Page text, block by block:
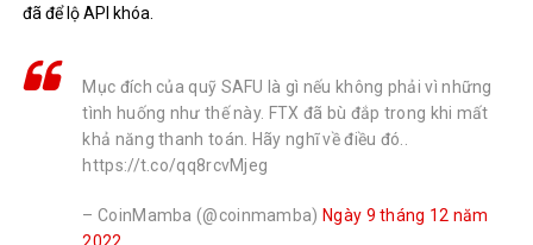
đã để lộ API khóa.
Mục đích của quỹ SAFU là gì nếu không phải vì những
tình huống như thế này. FTX đã bù đắp trong khi mất
khả năng thanh toán. Hãy nghĩ về điều đó..
https://t.co/qq8rcvMjeg
– CoinMamba (@coinmamba) Ngày 9 tháng 12 năm